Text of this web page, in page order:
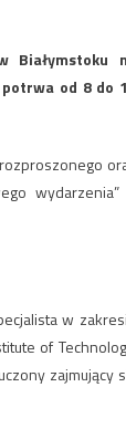
Białymstoku
potrwa od 8 do
w
of
zajmujący